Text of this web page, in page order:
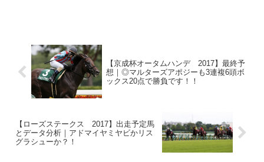
【京成杯オータムハンデ 2017】最終予
想｜◎マルターズアポジーも3連複6頭ボ
ックス20点で勝負です！！
【ローズステークス 2017】出走予定馬
とデータ分析｜アドマイヤミヤビかリス
グラシューか？！